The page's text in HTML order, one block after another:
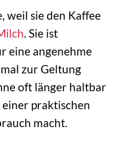
weil sie den Kaffee
. Sie ist
eine angenehme
zur Geltung
oft länger haltbar
einer praktischen
macht.